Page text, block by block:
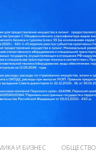
И БИЗНЕС ОБЩЕСТВО